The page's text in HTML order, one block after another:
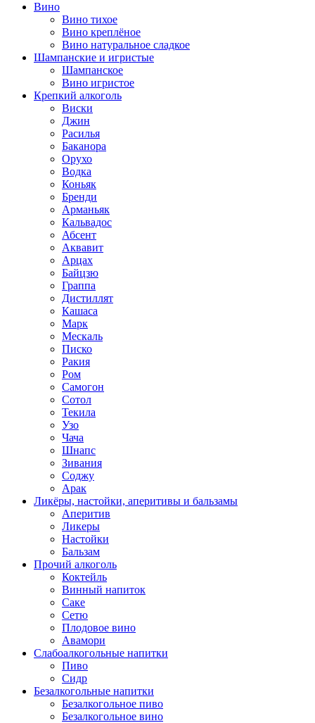
Вино
Вино тихое
Вино креплёное
Вино натуральное сладкое
Шампанские и игристые
Шампанское
Вино игристое
Крепкий алкоголь
Виски
Джин
Расилья
Баканора
Орухо
Водка
Коньяк
Бренди
Арманьяк
Кальвадос
Абсент
Аквавит
Арцах
Байцзю
Граппа
Дистиллят
Кашаса
Марк
Мескаль
Писко
Ракия
Ром
Самогон
Сотол
Текила
Узо
Чача
Шнапс
Зивания
Соджу
Арак
Ликёры, настойки, аперитивы и бальзамы
Аперитив
Ликеры
Настойки
Бальзам
Прочий алкоголь
Коктейль
Винный напиток
Саке
Сетю
Плодовое вино
Авамори
Слабоалкогольные напитки
Пиво
Сидр
Безалкогольные напитки
Безалкогольное пиво
Безалкогольное вино